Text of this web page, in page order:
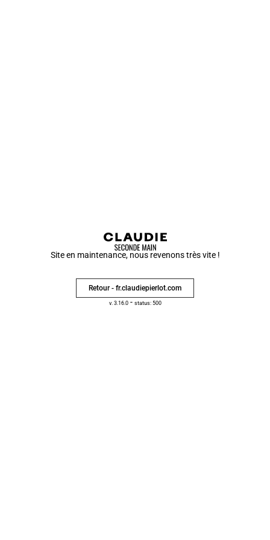
Site en maintenance, nous revenons très vite !
Retour - fr.claudiepierlot.com
v. 3.16.0- status: 500